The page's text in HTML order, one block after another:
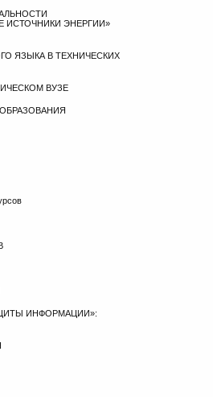
ИСТОЧНИКИ ЭНЕРГИИ»
ЯЗЫКА В ТЕХНИЧЕСКИХ
ВУЗЕ
ИНФОРМАЦИИ»: